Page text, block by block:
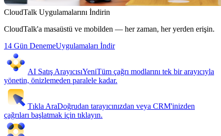
CloudTalk Uygulamalarını İndirin
CloudTalk'a masaüstü ve mobilden — her zaman, her yerden erişin.
14 Gün DenemeUygulamaları İndir
AI Satış ArayıcısıYeniTüm çağrı modlarını tek bir arayıcıyla
yönetin, önizlemeden paralele kadar.
Tıkla AraDoğrudan tarayıcınızdan veya CRM'inizden
çağrıları başlatmak için tıklayın.